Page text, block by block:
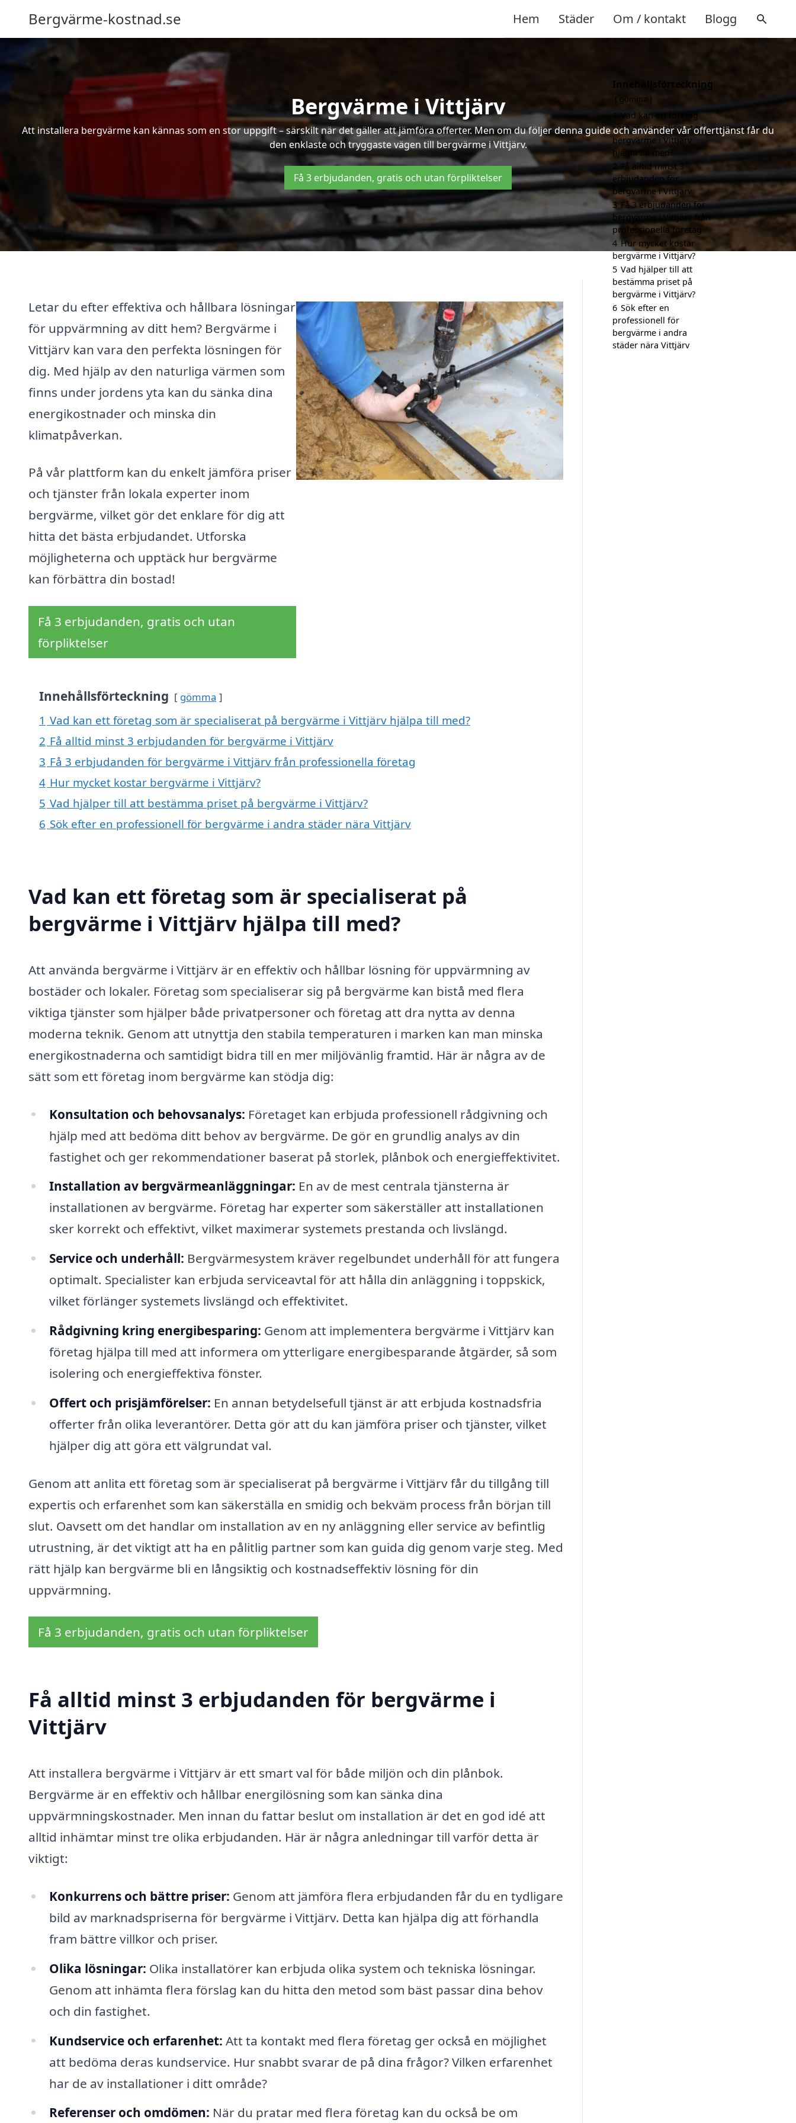
Bergvärme-kostnad.se Hem Städer Om / kontakt Blogg
Bergvärme i Vittjärv
Att installera bergvärme kan kännas som en stor uppgift – särskilt när det gäller att jämföra offerter. Men om du följer denna guide och använder vår offerttjänst får du
den enklaste och tryggaste vägen till bergvärme i Vittjärv.
Få 3 erbjudanden, gratis och utan förpliktelser
Letar du efter effektiva och hållbara lösningar
för uppvärmning av ditt hem? Bergvärme i
Vittjärv kan vara den perfekta lösningen för
dig. Med hjälp av den naturliga värmen som
finns under jordens yta kan du sänka dina
energikostnader och minska din
klimatpåverkan.
På vår plattform kan du enkelt jämföra priser
och tjänster från lokala experter inom
bergvärme, vilket gör det enklare för dig att
hitta det bästa erbjudandet. Utforska
möjligheterna och upptäck hur bergvärme
kan förbättra din bostad!
Få 3 erbjudanden, gratis och utan
förpliktelser
Innehållsförteckning gömma
1 Vad kan ett företag som är specialiserat på bergvärme i Vittjärv hjälpa till med?
2 Få alltid minst 3 erbjudanden för bergvärme i Vittjärv
3 Få 3 erbjudanden för bergvärme i Vittjärv från professionella företag
4 Hur mycket kostar bergvärme i Vittjärv?
5 Vad hjälper till att bestämma priset på bergvärme i Vittjärv?
6 Sök efter en professionell för bergvärme i andra städer nära Vittjärv
Vad kan ett företag som är specialiserat på
bergvärme i Vittjärv hjälpa till med?
Att använda bergvärme i Vittjärv är en effektiv och hållbar lösning för uppvärmning av
bostäder och lokaler. Företag som specialiserar sig på bergvärme kan bistå med flera
viktiga tjänster som hjälper både privatpersoner och företag att dra nytta av denna
moderna teknik. Genom att utnyttja den stabila temperaturen i marken kan man minska
energikostnaderna och samtidigt bidra till en mer miljövänlig framtid. Här är några av de
sätt som ett företag inom bergvärme kan stödja dig:
Konsultation och behovsanalys: Företaget kan erbjuda professionell rådgivning och
hjälp med att bedöma ditt behov av bergvärme. De gör en grundlig analys av din
fastighet och ger rekommendationer baserat på storlek, plånbok och energieffektivitet.
Installation av bergvärmeanläggningar: En av de mest centrala tjänsterna är
installationen av bergvärme. Företag har experter som säkerställer att installationen
sker korrekt och effektivt, vilket maximerar systemets prestanda och livslängd.
Service och underhåll: Bergvärmesystem kräver regelbundet underhåll för att fungera
optimalt. Specialister kan erbjuda serviceavtal för att hålla din anläggning i toppskick,
vilket förlänger systemets livslängd och effektivitet.
Rådgivning kring energibesparing: Genom att implementera bergvärme i Vittjärv kan
företag hjälpa till med att informera om ytterligare energibesparande åtgärder, så som
isolering och energieffektiva fönster.
Offert och prisjämförelser: En annan betydelsefull tjänst är att erbjuda kostnadsfria
offerter från olika leverantörer. Detta gör att du kan jämföra priser och tjänster, vilket
hjälper dig att göra ett välgrundat val.
Genom att anlita ett företag som är specialiserat på bergvärme i Vittjärv får du tillgång till
expertis och erfarenhet som kan säkerställa en smidig och bekväm process från början till
slut. Oavsett om det handlar om installation av en ny anläggning eller service av befintlig
utrustning, är det viktigt att ha en pålitlig partner som kan guida dig genom varje steg. Med
rätt hjälp kan bergvärme bli en långsiktig och kostnadseffektiv lösning för din
uppvärmning.
Få 3 erbjudanden, gratis och utan förpliktelser
Få alltid minst 3 erbjudanden för bergvärme i
Vittjärv
Att installera bergvärme i Vittjärv är ett smart val för både miljön och din plånbok.
Bergvärme är en effektiv och hållbar energilösning som kan sänka dina
uppvärmningskostnader. Men innan du fattar beslut om installation är det en god idé att
alltid inhämtar minst tre olika erbjudanden. Här är några anledningar till varför detta är
viktigt:
Konkurrens och bättre priser: Genom att jämföra flera erbjudanden får du en tydligare
bild av marknadspriserna för bergvärme i Vittjärv. Detta kan hjälpa dig att förhandla
fram bättre villkor och priser.
Olika lösningar: Olika installatörer kan erbjuda olika system och tekniska lösningar.
Genom att inhämta flera förslag kan du hitta den metod som bäst passar dina behov
och din fastighet.
Kundservice och erfarenhet: Att ta kontakt med flera företag ger också en möjlighet
att bedöma deras kundservice. Hur snabbt svarar de på dina frågor? Vilken erfarenhet
har de av installationer i ditt område?
Referenser och omdömen: När du pratar med flera företag kan du också be om
Innehållsförteckning
gömma
1 Vad kan ett företag
som är specialiserat på
bergvärme i Vittjärv
hjälpa till med?
2 Få alltid minst 3
erbjudanden för
bergvärme i Vittjärv
3 Få 3 erbjudanden för
bergvärme i Vittjärv från
professionella företag
4 Hur mycket kostar
bergvärme i Vittjärv?
5 Vad hjälper till att
bestämma priset på
bergvärme i Vittjärv?
6 Sök efter en
professionell för
bergvärme i andra
städer nära Vittjärv